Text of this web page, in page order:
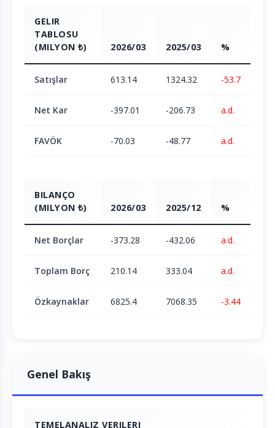
GELIR
TABLOSU
(MILYON ₺)
2026/03 2025/03 %
Satışlar 613.14 1324.32 -53.7
Net Kar -397.01 -206.73 a.d.
FAVÖK -70.03 -48.77 a.d.
BILANÇO
(MILYON ₺)
2026/03 2025/12 %
Net Borçlar -373.28 -432.06 a.d.
Toplam Borç 210.14 333.04 a.d.
Özkaynaklar 6825.4 7068.35 -3.44
Genel Bakış
TEMELANALIZ VERILERI